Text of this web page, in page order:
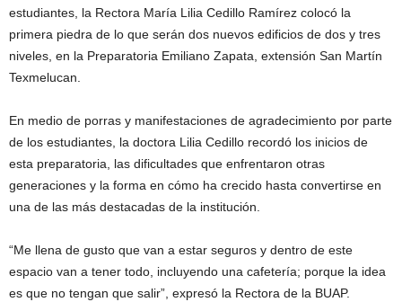
estudiantes, la Rectora María Lilia Cedillo Ramírez colocó la
primera piedra de lo que serán dos nuevos edificios de dos y tres
niveles, en la Preparatoria Emiliano Zapata, extensión San Martín
Texmelucan.
En medio de porras y manifestaciones de agradecimiento por parte
de los estudiantes, la doctora Lilia Cedillo recordó los inicios de
esta preparatoria, las dificultades que enfrentaron otras
generaciones y la forma en cómo ha crecido hasta convertirse en
una de las más destacadas de la institución.
“Me llena de gusto que van a estar seguros y dentro de este
espacio van a tener todo, incluyendo una cafetería; porque la idea
es que no tengan que salir”, expresó la Rectora de la BUAP.